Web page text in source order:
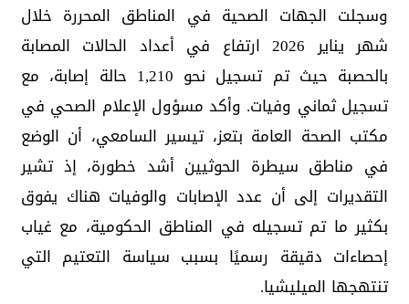
وسجلت الجهات الصحية في المناطق المحررة خلال
شهر يناير 2026 ارتفاع في أعداد الحالات المصابة
بالحصبة حيث تم تسجيل نحو 1,210 حالة إصابة، مع
تسجيل ثماني وفيات. وأكد مسؤول الإعلام الصحي في
مكتب الصحة العامة بتعز، تيسير السامعي، أن الوضع
في مناطق سيطرة الحوثيين أشد خطورة، إذ تشير
التقديرات إلى أن عدد الإصابات والوفيات هناك يفوق
بكثير ما تم تسجيله في المناطق الحكومية، مع غياب
إحصاءات دقيقة رسميًا بسبب سياسة التعتيم التي
تنتهجها الميليشيا.